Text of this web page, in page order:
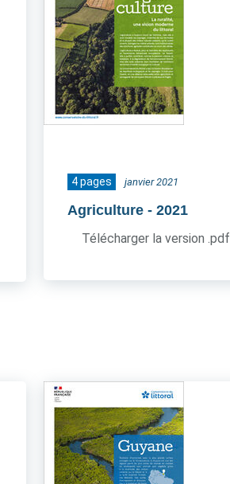
4 pages janvier 2021
Agriculture - 2021
Télécharger la version .pdf